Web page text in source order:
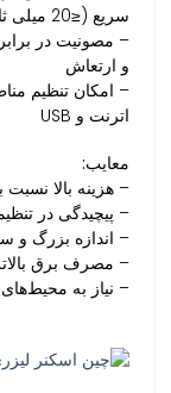
سریع (≤20 میلی ثانیه)
– مصونیت در
و ارتعاش
– امکان تنظیم
اترنت و USB
معایب:
– هزینه بالا
– پیچیدگی در
– اندازه بزرگ و
– مصرف برق
– نیاز به